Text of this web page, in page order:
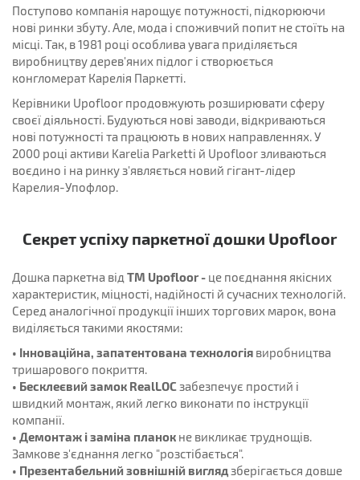
Поступово компанія нарощує потужності, підкорюючи
нові ринки збуту. Але, мода і споживчий попит не стоїть на
місці. Так, в 1981 році особлива увага приділяється
виробництву дерев'яних підлог і створюється
конгломерат Карелія Паркетті.
Керівники Upofloor продовжують розширювати сферу
своєї діяльності. Будуються нові заводи, відкриваються
нові потужності та працюють в нових направленнях. У
2000 році активи Karelia Parketti й Upofloor зливаються
воєдино і на ринку з'являється новий гігант-лідер
Карелия-Упофлор.
Секрет успіху паркетної дошки Upofloor
Дошка паркетна від ТМ Upofloor - це поєднання якісних
характеристик, міцності, надійності й сучасних технологій.
Серед аналогічної продукції інших торгових марок, вона
виділяється такими якостями:
• Інноваційна, запатентована технологія виробництва
тришарового покриття.
• Бесклеєвий замок RealLOC забезпечує простий і
швидкий монтаж, який легко виконати по інструкції
компанії.
• Демонтаж і заміна планок не викликає труднощів.
Замкове з'єднання легко "розстібається".
• Презентабельний зовнішній вигляд зберігається довше